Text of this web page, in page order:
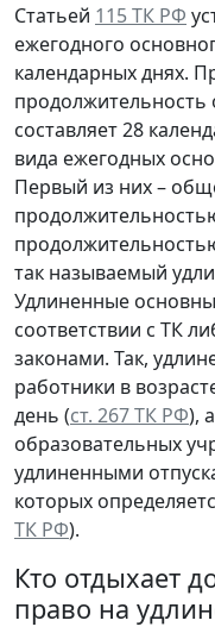
Статьей 115 ТК РФ
ежегодного
календарных днях.
продолжительность
составляет 28
вида ежегодных
Первый из них –
так называемый
Удлиненные
соответствии с ТК
законами. Так,
работники в
день (ст. 267 ТК РФ),
образовательных
удлиненными
которых
ТК РФ).
Кто отдыхает
право на